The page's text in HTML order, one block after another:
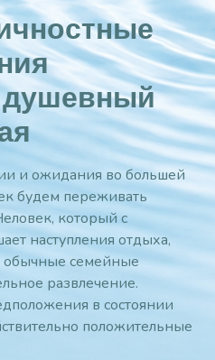
душевный
и ожидания во большей
будем переживать
который с
наступления отдыха,
обычные семейные
развлечение.
в состоянии
положительные